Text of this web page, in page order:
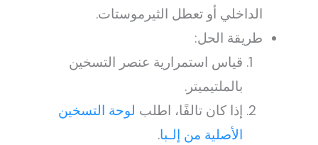
الداخلي أو تعطل الثيرموستات.
طريقة الحل:
قياس استمرارية عنصر التسخين
بالملتيميتر.
إذا كان تالفًا، اطلب لوحة التسخين
الأصلية من إلـبا.